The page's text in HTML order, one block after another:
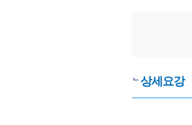
상세요강